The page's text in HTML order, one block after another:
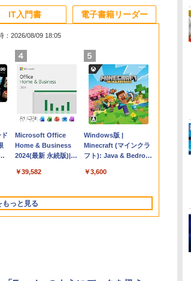
イ
【Amazon.co.jp限
定】 HP ノートパソ
コン 15-fd 15.6イン
512GB SSD インテ
￥129,800
FMV ノートパソコン
WE1-K3 (MS 365
Personal/Copilotキー
型/Core i5/16GB/SSD
FMVWK3E15W_AZ
￥139,880
：2026/08/09 18:05
Microsoft Office
Home & Business
2024(最新 永続版)|オ
版|Windows11、
￥39,582
Windows版 |
Minecraft (マインクラ
フト): Java & Bedrock
ード版
￥3,600
っと見る
IT入門書 電子書籍リーダー